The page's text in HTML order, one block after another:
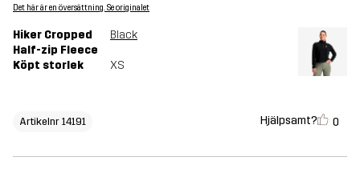
Det här är en översättning. Se originalet
Hiker Cropped
Half-zip Fleece
Black
Köpt storlek XS
Artikelnr 14191 Hjälpsamt? 0